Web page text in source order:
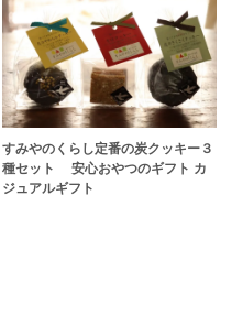
すみやのくらし定番の炭クッキー３
種セット 安心おやつのギフト カ
ジュアルギフト